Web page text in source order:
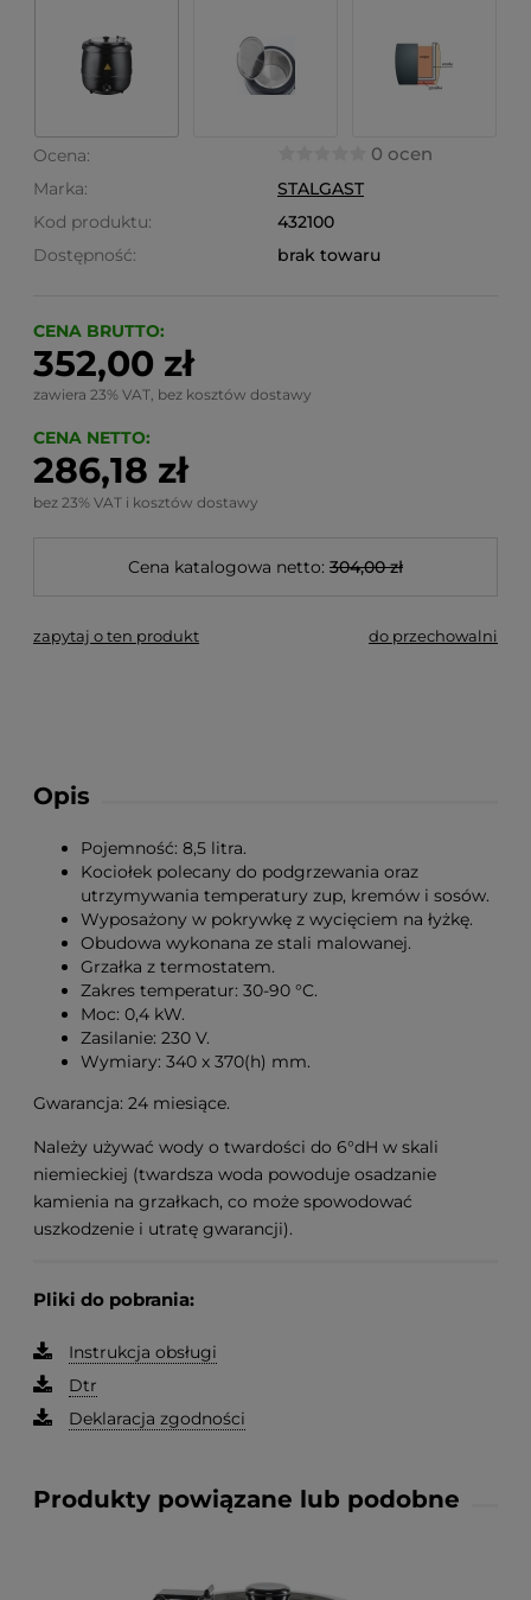
Ocena: 0 ocen
Marka:
STALGAST
Kod produktu:
432100
Dostępność:
brak towaru
CENA BRUTTO:
352,00 zł
zawiera 23% VAT, bez kosztów dostawy
CENA NETTO:
286,18 zł
bez 23% VAT i kosztów dostawy
Cena katalogowa netto: 304,00 zł
zapytaj o ten produkt do przechowalni
Opis
Pojemność: 8,5 litra.
Kociołek polecany do podgrzewania oraz
utrzymywania temperatury zup, kremów i sosów.
Wyposażony w pokrywkę z wycięciem na łyżkę.
Obudowa wykonana ze stali malowanej.
Grzałka z termostatem.
Zakres temperatur: 30-90 °C.
Moc: 0,4 kW.
Zasilanie: 230 V.
Wymiary: 340 x 370(h) mm.
Gwarancja: 24 miesiące.
Należy używać wody o twardości do 6°dH w skali
niemieckiej (twardsza woda powoduje osadzanie
kamienia na grzałkach, co może spowodować
uszkodzenie i utratę gwarancji).
Pliki do pobrania:
Instrukcja obsługi
Dtr
Deklaracja zgodności
Produkty powiązane lub podobne